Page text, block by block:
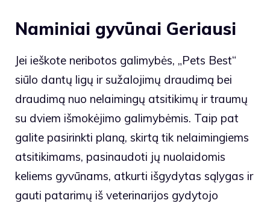
Naminiai gyvūnai Geriausi
Jei ieškote neribotos galimybės, „Pets Best“
siūlo dantų ligų ir sužalojimų draudimą bei
draudimą nuo nelaimingų atsitikimų ir traumų
su dviem išmokėjimo galimybėmis. Taip pat
galite pasirinkti planą, skirtą tik nelaimingiems
atsitikimams, pasinaudoti jų nuolaidomis
keliems gyvūnams, atkurti išgydytas sąlygas ir
gauti patarimų iš veterinarijos gydytojo